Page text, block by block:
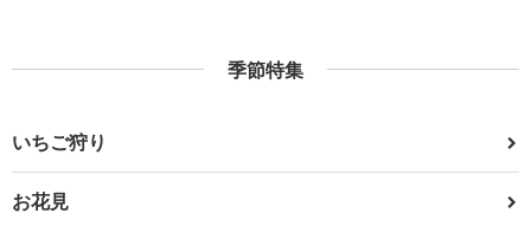
季節特集
いちご狩り
お花見